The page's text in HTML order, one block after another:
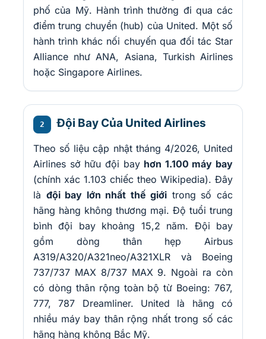
phố của Mỹ. Hành trình thường đi qua các
điểm trung chuyển (hub) của United. Một số
hành trình khác nối chuyến qua đối tác Star
Alliance như ANA, Asiana, Turkish Airlines
hoặc Singapore Airlines.
2 Đội Bay Của United Airlines
Theo số liệu cập nhật tháng 4/2026, United
Airlines sở hữu đội bay hơn 1.100 máy bay
(chính xác 1.103 chiếc theo Wikipedia). Đây
là đội bay lớn nhất thế giới trong số các
hãng hàng không thương mại. Độ tuổi trung
bình đội bay khoảng 15,2 năm. Đội bay
gồm dòng thân hẹp Airbus
A319/A320/A321neo/A321XLR và Boeing
737/737 MAX 8/737 MAX 9. Ngoài ra còn
có dòng thân rộng toàn bộ từ Boeing: 767,
777, 787 Dreamliner. United là hãng có
nhiều máy bay thân rộng nhất trong số các
hãng hàng không Bắc Mỹ.